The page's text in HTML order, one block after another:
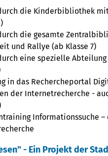
die Kinderbibliothek
die gesamte
und Rallye (ab Klasse 7)
eine spezielle
in das Rechercheportal
der Internetrecherche -
Informationssuche
- Ein Projekt der